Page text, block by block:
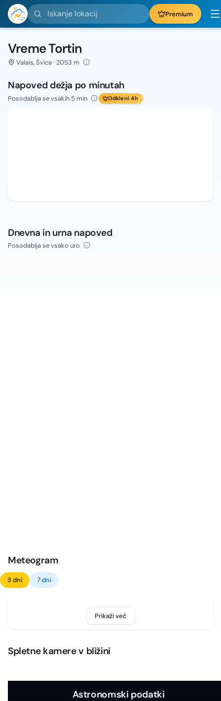
Iskanje lokacij Premium
Vreme Tortin
Valais, Švica · 2053 m
Napoved dežja po minutah
Posodablja se vsakih 5 min Odkleni 4h
Dnevna in urna napoved
Posodablja se vsako uro
Meteogram
3 dni 7 dni
Prikaži več
Spletne kamere v bližini
Astronomski podatki